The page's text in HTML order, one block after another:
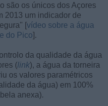
são os únicos dos Açores
2013 um indicador de
[vídeo sobre a água
do Pico].
da qualidade da água
(link), a água da torneira
os valores paramétricos
da água) em 100%
anexa).